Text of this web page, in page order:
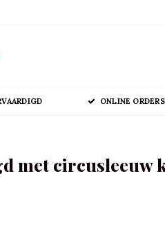
ONLINE
met circusleeuw